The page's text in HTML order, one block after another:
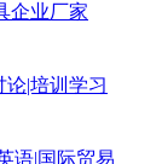
企业厂家
论|培训学习
语|国际贸易